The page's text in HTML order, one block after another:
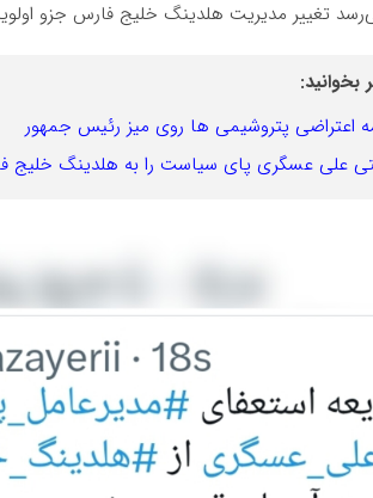
تغییر مدیریت هلدینگ خلیج فارس جزو
بخوانید:
اعتراضی پتروشیمی ها روی میز رئیس جمهور
علی عسگری پای سیاست را به هلدینگ خلیج